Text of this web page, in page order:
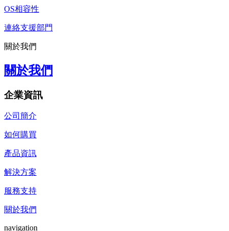
OS相容性
連絡支援部門
關於我們
關於我們
企業資訊
公司簡介
如何購買
產品資訊
解決方案
服務支持
關於我們
navigation